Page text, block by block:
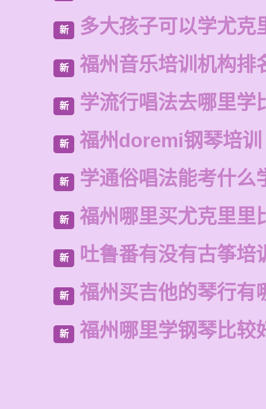
新 多大孩子可以学尤克
新 福州音乐培训机构排
新 学流行唱法去哪里学
新 福州doremi钢琴培训
新 学通俗唱法能考什么
新 福州哪里买尤克里里
新 吐鲁番有没有古筝培
新 福州买吉他的琴行有
新 福州哪里学钢琴比较